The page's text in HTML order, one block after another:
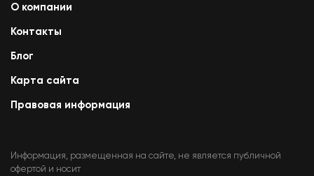
О компании
Контакты
Блог
Карта сайта
Правовая информация
Информация, размещенная на сайте, не является публичной
офертой и носит